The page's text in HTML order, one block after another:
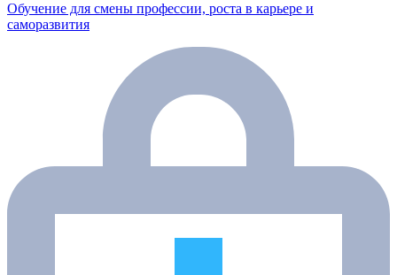
Обучение для смены профессии, роста в карьере и
саморазвития